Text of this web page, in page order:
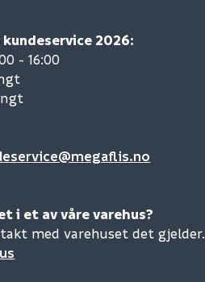
2026:
- 16:00
i et av våre varehus?
med varehuset det gjelder.